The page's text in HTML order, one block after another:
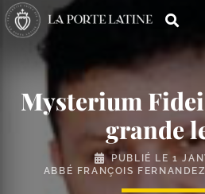
Mysterium Fidei
grande
PUBLIÉ LE1
ABBÉ FRANÇOIS